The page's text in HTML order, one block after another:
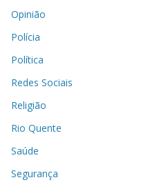
Opinião
Polícia
Política
Redes Sociais
Religião
Rio Quente
Saúde
Segurança